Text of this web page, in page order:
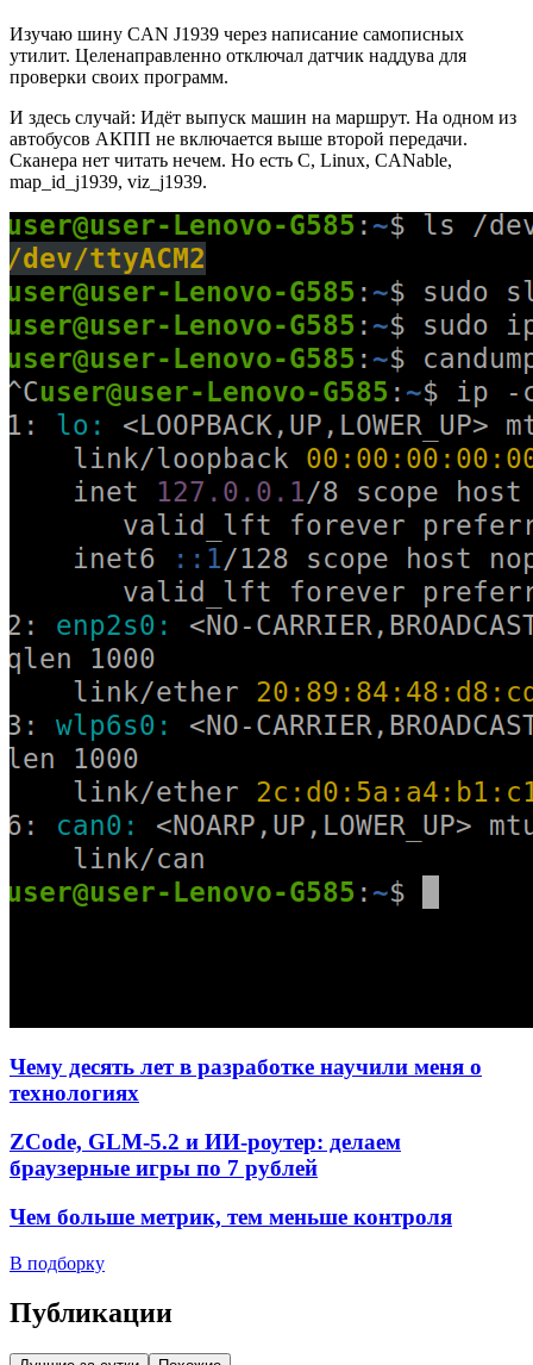
Изучаю шину CAN J1939 через написание самописных
утилит. Целенаправленно отключал датчик наддува для
проверки своих программ.
И здесь случай: Идёт выпуск машин на маршрут. На одном из
автобусов АКПП не включается выше второй передачи.
Сканера нет читать нечем. Но есть C, Linux, CANable,
map_id_j1939, viz_j1939.
Чему десять лет в разработке научили меня о
технологиях
ZCode, GLM-5.2 и ИИ-роутер: делаем
браузерные игры по 7 рублей
Чем больше метрик, тем меньше контроля
В подборку
Публикации